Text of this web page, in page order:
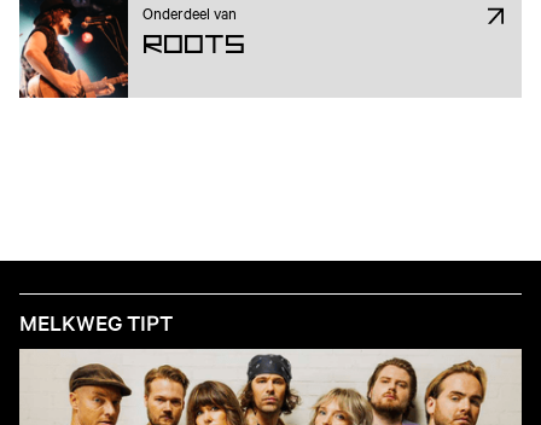
Onderdeel van
ROOTS
MELKWEG TIPT